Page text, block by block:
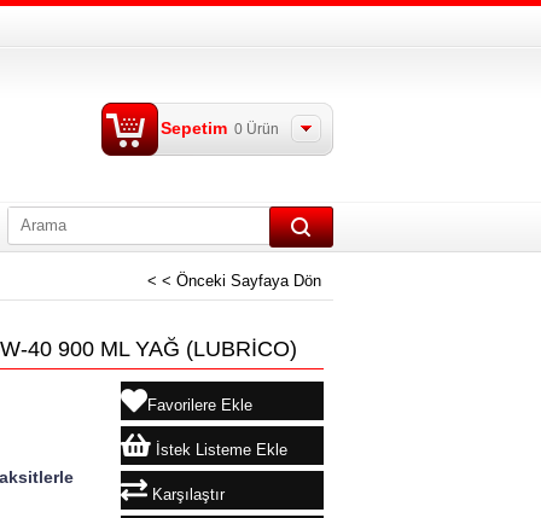
Sepetim 0 Ürün
< < Önceki Sayfaya Dön
40 900 ML YAĞ (LUBRİCO)
Favorilere Ekle
İstek Listeme Ekle
Karşılaştır